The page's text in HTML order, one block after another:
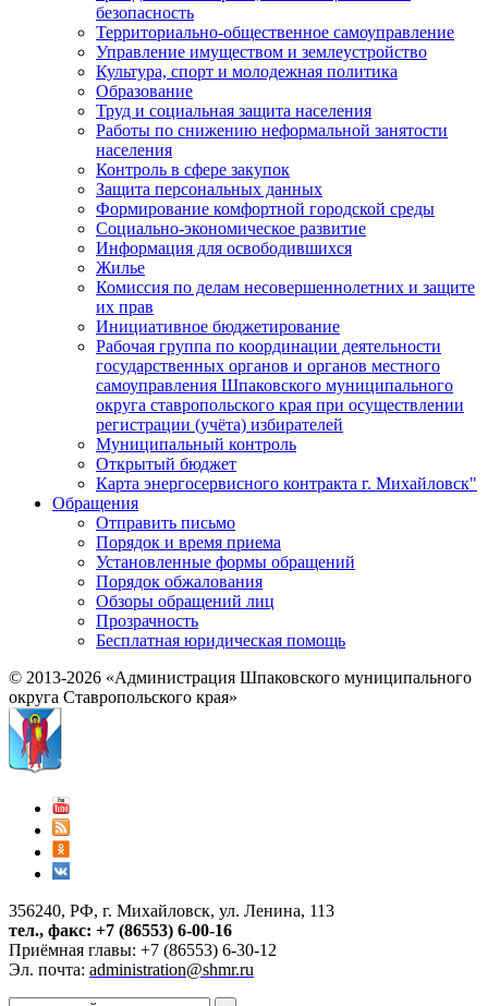
безопасность
Территориально-общественное самоуправление
Управление имуществом и землеустройство
Культура, спорт и молодежная политика
Образование
Труд и социальная защита населения
Работы по снижению неформальной занятости
населения
Контроль в сфере закупок
Защита персональных данных
Формирование комфортной городской среды
Социально-экономическое развитие
Информация для освободившихся
Жилье
Комиссия по делам несовершеннолетних и защите
их прав
Инициативное бюджетирование
Рабочая группа по координации деятельности
государственных органов и органов местного
самоуправления Шпаковского муниципального
округа ставропольского края при осуществлении
регистрации (учёта) избирателей
Муниципальный контроль
Открытый бюджет
Карта энергосервисного контракта г. Михайловск"
Обращения
Отправить письмо
Порядок и время приема
Установленные формы обращений
Порядок обжалования
Обзоры обращений лиц
Прозрачность
Бесплатная юридическая помощь
© 2013-2026 «Администрация Шпаковского муниципального
округа Ставропольского края»
356240, РФ, г. Михайловск, ул. Ленина, 113
тел., факс: +7 (86553) 6-00-16
Приёмная главы: +7 (86553) 6-30-12
Эл. почта: administration@shmr.ru